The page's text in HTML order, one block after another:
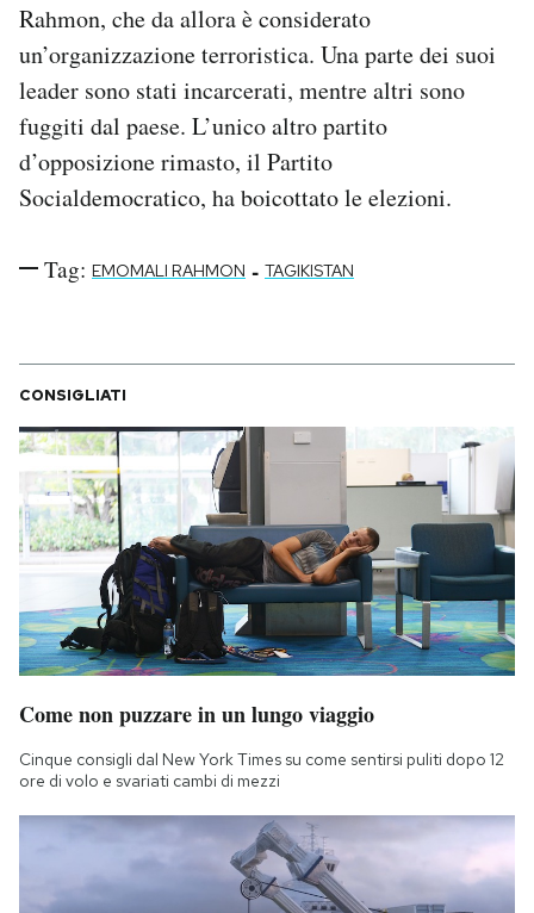
Rahmon, che da allora è considerato
un’organizzazione terroristica. Una parte dei suoi
leader sono stati incarcerati, mentre altri sono
fuggiti dal paese. L’unico altro partito
d’opposizione rimasto, il Partito
Socialdemocratico, ha boicottato le elezioni.
Tag: EMOMALI RAHMON - TAGIKISTAN
CONSIGLIATI
Come non puzzare in un lungo viaggio
Cinque consigli dal New York Times su come sentirsi puliti dopo 12
ore di volo e svariati cambi di mezzi